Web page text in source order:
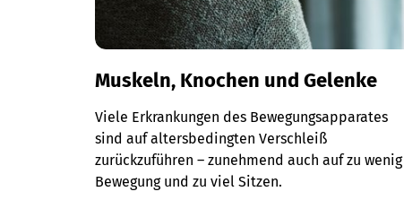
Muskeln, Knochen und Gelenke
Viele Erkrankungen des Bewegungsapparates
sind auf altersbedingten Verschleiß
zurückzuführen – zunehmend auch auf zu wenig
Bewegung und zu viel Sitzen.